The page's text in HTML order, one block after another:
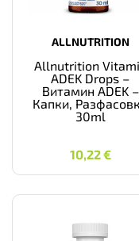
ALLNUTRITION
Allnutrition
ADEK Drops –
Витамин ADEK –
Капки,
30ml
10,22€
10,22